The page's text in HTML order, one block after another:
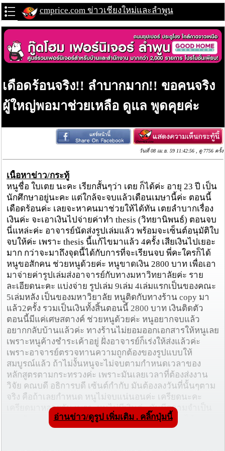
cmprice.com ข่าวเชียงใหม่และลำพูน
เดือดร้อนจริง!! ลำบากมาก!! ขอคนจริง
ผู้ใหญ่พอมาช่วยเหลือ ดูแล พูดคุยค่ะ
วันที่ 08 เม.ย. 59 11:42:56 , ดู 7756 ครั้ง
เนื้อหาข่าว/กระทู้
หนูชื่อ ใบเตย นะคะ เรียกสั้นๆว่า เตย ก็ได้ค่ะ อายุ 23 ปี เป็น
นักศึกษาอยู่นะคะ แต่ใกล้จะจบแล้วเดือนเมษานี้ค่ะ ตอนนี้
เดือดร้อนค่ะ เลยจะหาคนมาช่วยให้ได้ทัน เตยลำบากเรื่อง
เงินค่ะ จะเอาเงินไปจ่ายค่าทำ thesis (วิทยานิพนธ์) ตอนจบ
นี่แหล่ะค่ะ อาจารย์นัดส่งรูปเล่มแล้ว พร้อมจะเซ็นต์อนุมัติใบ
จบให้ค่ะ เพราะ thesis นี้แก้ไขมาแล้ว 4ครั้ง เสียเงินไปเยอะ
มาก กว่าจะมาถึงจุดนี้ได้กับการที่จะเรียนจบ พี่คะใครก็ได้
หนูขอสักคน ช่วยหนูด้วยค่ะ หนูขาดเงิน 2800 บาท เพื่อเอา
มาจ่ายค่ารูปเล่มส่งอาจารย์กับทางมหาวิทยาลัยค่ะ ราย
ละเอียดนะคะ แบ่งจ่าย รูปเล่ม 9เล่ม 4เล่มแรกเป็นของคณะ
5เล่มหลัง เป็นของมหาวิยาลัย หนูติดกับทางร้าน copy มา
แล้ว2ครั้ง รวมเป็นเงินทั้งสิ้นตอนนี้ 2800 บาท เงินติดตัว
ตอนนี้มีแค่เศษสตางค์ ช่วยหนูด้วยค่ะ หนูอยากจบแล้ว
อยากกลับบ้านแล้วค่ะ ทางร้านไม่ยอมออกเอกสารให้หนูเลย
เพราะหนูค้างชำระเค้าอยู่ ฝั่งอาจารย์ก็เร่งให้ส่งแล้วค่ะ
เพราะอาจารย์ตรวจทานความถูกต้องของรูปแบบให้
สมบูรณ์แล้ว ถ้าไม่งั้นหนูจะไม่จบตามกำหนดเวลาของ
หลักสูตรตามกระทรวงค่ะ เพราะมันเลยเวลาที่ต้องส่งงาน
วิจัย คณบดี อธิการบดี เซ้นต์กำกับ มันต้องลงวันที่นั้นๆตาม
จริง คือถ้าเลยกำหนด หนูไม่จบแน่นอนค่ะ เครียดนะคะ
เครียดมาหลายวัน เพราะหนูไม่มีเงินค่ะ มันมีความจำเป็น
มากกับอนาคตชีวิตหนู หนูไม่รู้จะไปทำงานหาเงินได้จาก
ที่ไหน ร้านค้าที่เคยทำงาน part time เค้าก็ปิดช่วงสงกรานต์
อ่านข่าว/ดูรูป เพิ่มเติม . คลิ๊กปุ่มนี้